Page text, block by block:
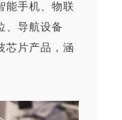
能手机、物联
、导航设备
芯片产品，涵